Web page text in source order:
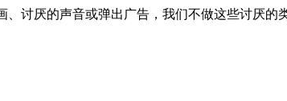
讨厌的声音或弹出广告，我们不做这些讨厌的